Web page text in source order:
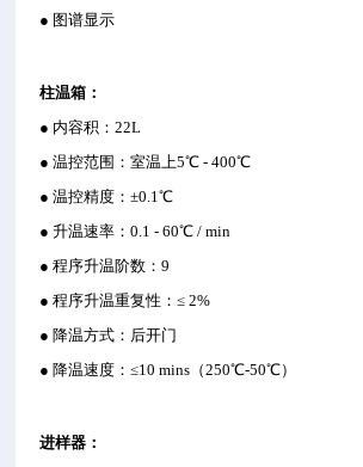
● 图谱显示
柱温箱：
● 内容积：22L
● 温控范围：室温上5℃ - 400℃
● 温控精度：±0.1℃
● 升温速率：0.1 - 60℃ / min
● 程序升温阶数：9
● 程序升温重复性：≤ 2%
● 降温方式：后开门
● 降温速度：≤10 mins（250℃-50℃）
进样器：